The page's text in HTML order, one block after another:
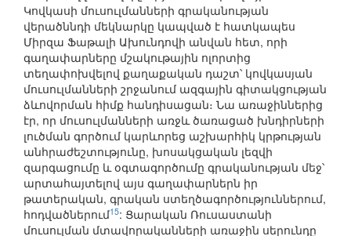
Կովկասի մուսուլմանների գրականության
վերածննդի մեկնարկը կապված է հատկապես
Միրզա Ֆաթալի Ախունդովի անվան հետ, որի
գաղափարները մշակութային ոլորտից
տեղափոխվելով քաղաքական դաշտ՝ կովկասյան
մուսուլմանների շրջանում ազգային գիտակցության
ձևովորման հիմք հանդիսացան։ Նա առաջիններից
էր, որ մուսուլմանների առջև ծառացած խնդիրների
լուծման գործում կարևորեց աշխարհիկ կրթության
անհրաժեշտությունը, խոսակցական լեզվի
զարգացումը և օգտագործումը գրականության մեջ՝
արտահայտելով այս գաղափարներն իր
թատերական, գրական ստեղծագործություններում,
հոդվածներում15: Ցարական Ռուսաստանի
մուսուլման մտավորականների առաջին սերունդը